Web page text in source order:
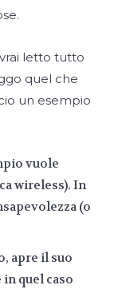
letto tutto
quel che
un esempio
vuole
wireless). In
(o
apre il suo
quel caso